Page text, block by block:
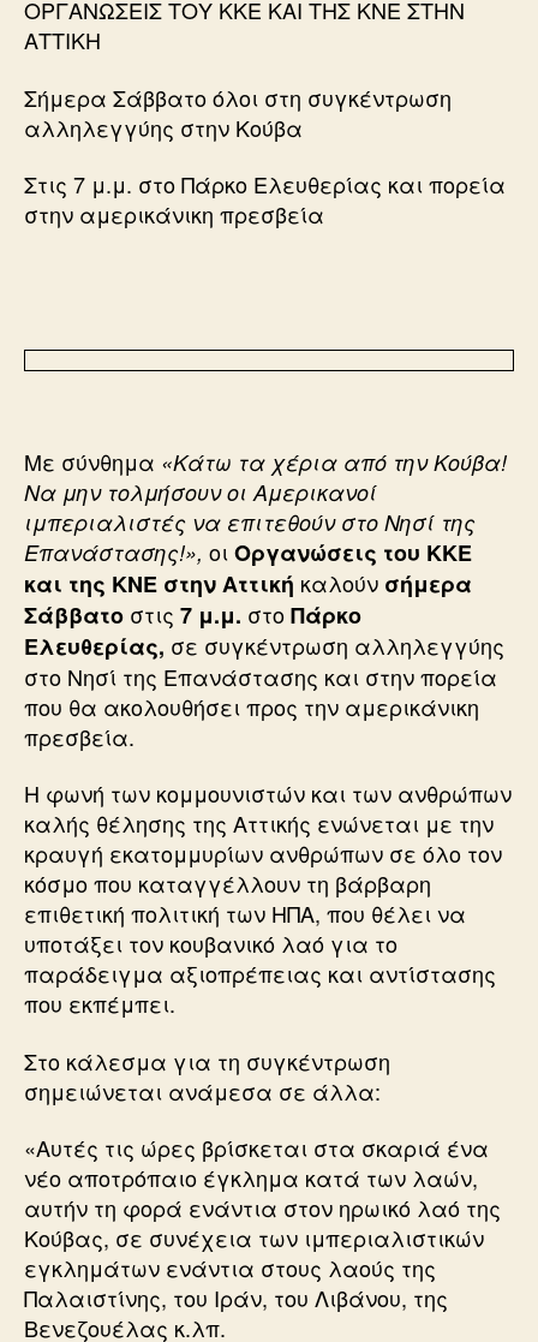
ΟΡΓΑΝΩΣΕΙΣ ΤΟΥ ΚΚΕ ΚΑΙ ΤΗΣ ΚΝΕ ΣΤΗΝ
ΑΤΤΙΚΗ
Σήμερα Σάββατο όλοι στη συγκέντρωση
αλληλεγγύης στην Κούβα
Στις 7 μ.μ. στο Πάρκο Ελευθερίας και πορεία
στην αμερικάνικη πρεσβεία
Με σύνθημα «Κάτω τα χέρια από την Κούβα!
Να μην τολμήσουν οι Αμερικανοί
ιμπεριαλιστές να επιτεθούν στο Νησί της
Επανάστασης!», οιΟργανώσεις του ΚΚΕ
και της ΚΝΕ στην Αττική καλούν σήμερα
Σάββατο στις 7 μ.μ. στοΠάρκο
Ελευθερίας, σε συγκέντρωση αλληλεγγύης
στο Νησί της Επανάστασης και στην πορεία
που θα ακολουθήσει προς την αμερικάνικη
πρεσβεία.
Η φωνή των κομμουνιστών και των ανθρώπων
καλής θέλησης της Αττικής ενώνεται με την
κραυγή εκατομμυρίων ανθρώπων σε όλο τον
κόσμο που καταγγέλλουν τη βάρβαρη
επιθετική πολιτική των ΗΠΑ, που θέλει να
υποτάξει τον κουβανικό λαό για το
παράδειγμα αξιοπρέπειας και αντίστασης
που εκπέμπει.
Στο κάλεσμα για τη συγκέντρωση
σημειώνεται ανάμεσα σε άλλα:
«Αυτές τις ώρες βρίσκεται στα σκαριά ένα
νέο αποτρόπαιο έγκλημα κατά των λαών,
αυτήν τη φορά ενάντια στον ηρωικό λαό της
Κούβας, σε συνέχεια των ιμπεριαλιστικών
εγκλημάτων ενάντια στους λαούς της
Παλαιστίνης, του Ιράν, του Λιβάνου, της
Βενεζουέλας κ.λπ.